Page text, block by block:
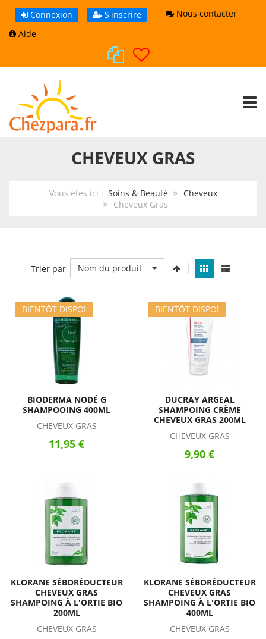
Connexion S'inscrire
Nous contacter
Aide
CHEVEUX GRAS
Vous êtes ici : Soins & Beauté
Cheveux
Cheveux Gras
Trier par Nom du produit
BIENTÔT DISPO!
BIODERMA NODÉ G
SHAMPOOING 400ML
CHEVEUX GRAS
11,95 €
BIENTÔT DISPO!
DUCRAY ARGEAL
SHAMPOING CRÈME
CHEVEUX GRAS 200ML
CHEVEUX GRAS
9,90 €
KLORANE SÉBORÉDUCTEUR
CHEVEUX GRAS
SHAMPOING À L'ORTIE BIO
200ML
CHEVEUX GRAS
KLORANE SÉBORÉDUCTEUR
CHEVEUX GRAS
SHAMPOING À L'ORTIE BIO
400ML
CHEVEUX GRAS